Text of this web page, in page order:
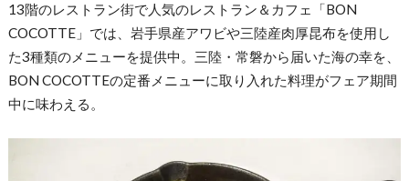
13階のレストラン街で人気のレストラン＆カフェ「BON
COCOTTE」では、岩手県産アワビや三陸産肉厚昆布を使用し
た3種類のメニューを提供中。三陸・常磐から届いた海の幸を、
BON COCOTTEの定番メニューに取り入れた料理がフェア期間
中に味わえる。